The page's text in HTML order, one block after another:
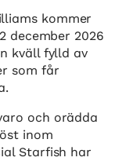
kommer
december 2026
kväll fylld av
som får
och orädda
inom
Starfish har